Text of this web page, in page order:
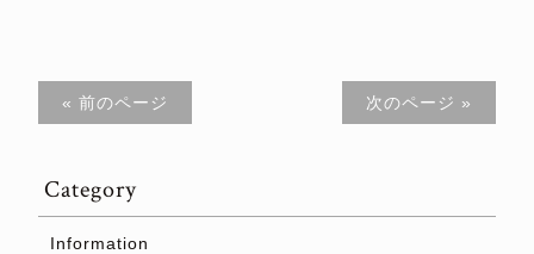
« 前のページ 次のページ »
Category
Information